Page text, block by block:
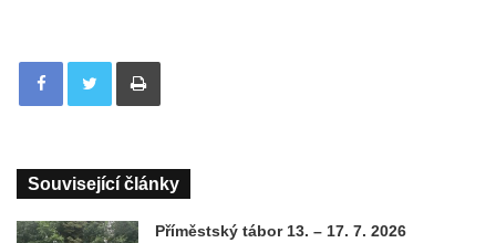
Tisknout
Související články
Příměstský tábor 13. – 17. 7. 2026